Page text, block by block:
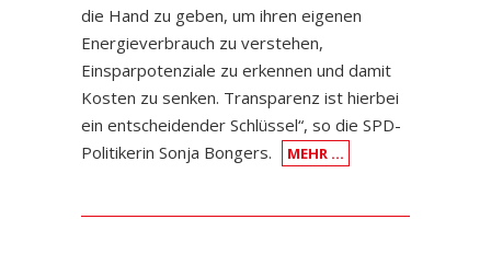
die Hand zu geben, um ihren eigenen
Energieverbrauch zu verstehen,
Einsparpotenziale zu erkennen und damit
Kosten zu senken. Transparenz ist hierbei
ein entscheidender Schlüssel“, so die SPD-
Politikerin Sonja Bongers.
MEHR …